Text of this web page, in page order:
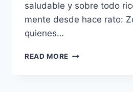
saludable y sobre todo
mente desde hace rato:
quienes…
READ MORE LA